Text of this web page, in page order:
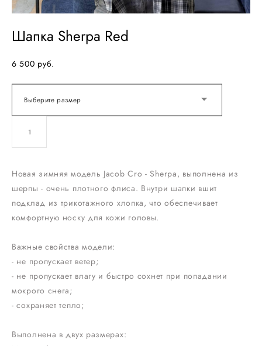
Шапка Sherpa Red
6 500 pуб.
Выберите размер
Новая зимняя модель Jacob Cro - Sherpa, выполнена из
шерпы - очень плотного флиса. Внутри шапки вшит
подклад из трикотажного хлопка, что обеспечивает
комфортную носку для кожи головы.
Важные свойства модели:
- не пропускает ветер;
- не пропускает влагу и быстро сохнет при попадании
мокрого снега;
- сохраняет тепло;
Выполнена в двух размерах: